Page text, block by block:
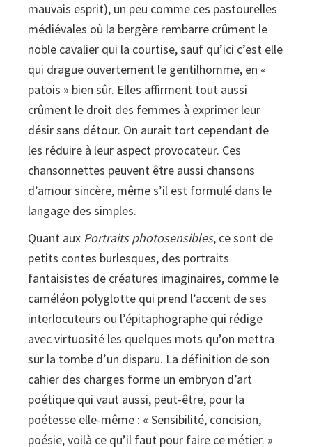
mauvais esprit), un peu comme ces pastourelles
médiévales où la bergère rembarre crûment le
noble cavalier qui la courtise, sauf qu’ici c’est elle
qui drague ouvertement le gentilhomme, en «
patois » bien sûr. Elles affirment tout aussi
crûment le droit des femmes à exprimer leur
désir sans détour. On aurait tort cependant de
les réduire à leur aspect provocateur. Ces
chansonnettes peuvent être aussi chansons
d’amour sincère, même s’il est formulé dans le
langage des simples.
Quant aux Portraits photosensibles, ce sont de
petits contes burlesques, des portraits
fantaisistes de créatures imaginaires, comme le
caméléon polyglotte qui prend l’accent de ses
interlocuteurs ou l’épitaphographe qui rédige
avec virtuosité les quelques mots qu’on mettra
sur la tombe d’un disparu. La définition de son
cahier des charges forme un embryon d’art
poétique qui vaut aussi, peut-être, pour la
poétesse elle-même : « Sensibilité, concision,
poésie, voilà ce qu’il faut pour faire ce métier. »